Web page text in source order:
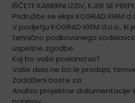
IŠČETE KARIERNI IZZIV, KJER SE
Pridružite se ekipi KOGRAD IGEM
V podjetju KOGRAD IGEM d.o.o.,
tehnično podkovanega
uspešne zgodbe.
Kaj bo vaše poslanstvo?
Vaše delo ne bo le prodaja,
Zadolženi boste za:
Analizo projektne dokumentacije